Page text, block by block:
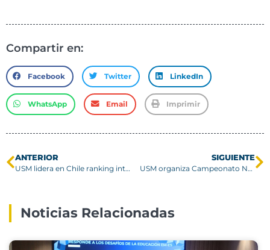
Compartir en:
Facebook Twitter LinkedIn
WhatsApp Email Imprimir
ANTERIOR
USM lidera en Chile ranking internacional de investigadores en el área de Ingeniería
SIGUIENTE
USM organiza Campeonato Nacional de Básquetbol 3 x 3 en Campus San Joaquín
Noticias Relacionadas